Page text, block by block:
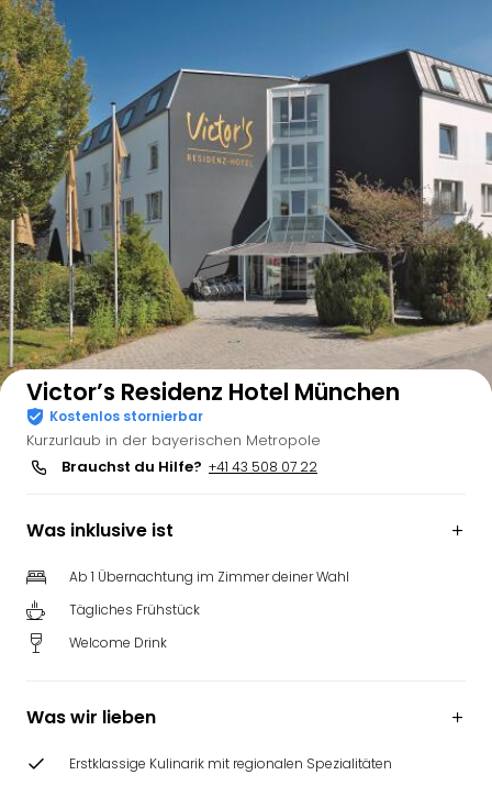
Auf der Karte anzeigen
Victor’s Residenz Hotel München
Kostenlos stornierbar
Kurzurlaub in der bayerischen Metropole
Brauchst du Hilfe? +41 43 508 07 22
Was inklusive ist
Ab 1 Übernachtung im Zimmer deiner Wahl
Tägliches Frühstück
Welcome Drink
Was wir lieben
Erstklassige Kulinarik mit regionalen Spezialitäten